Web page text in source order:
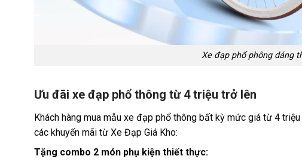
Xe đạp phổ phông dáng
Ưu đãi xe đạp phổ thông từ 4 triệu trở lên
Khách hàng mua mẫu xe đạp phổ thông bất kỳ mức giá từ 4
các khuyến mãi từ Xe Đạp Giá Kho:
Tặng combo 2 món phụ kiện thiết thực: